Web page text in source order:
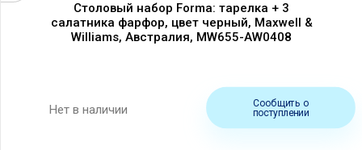
Столовый набор Forma: тарелка + 3
салатника фарфор, цвет черный, Maxwell &
Williams, Австралия, MW655-AW0408
Нет в наличии
Сообщить о
поступлении